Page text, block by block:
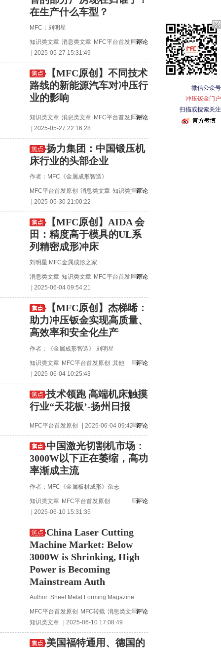
在生产什么车型？
MFC：刘明星
知识类文章 消息类文章 MFC平台首发原创
| 2025-05-27 15:31:49
评论
【MFC原创】不同技术
路线的新能源汽车对冲压行
业的影响
知识类文章 消息类文章 MFC平台首发原创
| 2025-05-27 22:16:28
评论
扬力集团：中国锻压机
床行业的头部企业
作者：MFC《金属成形智造》
MFC平台首发原创 消息类文章 知识类文章
| 2025-05-30 21:00:22
评论
【MFC原创】AIDA 会
田：精度高于模具的UL系
列精密成形冲床
刘明星 MFC金属成形之家
消息类文章 知识类文章 MFC平台首发原创
| 2025-06-04 09:54:21
评论
【MFC原创】杰梯晞：
助力冲压钣金实现高质量、
高效率和安全化生产
作者：《金属成形智造》 刘明星
知识类文章 MFC平台首发原创 其他
| 2025-06-04 10:25:43
评论
技术领跑 高端机床触摸
行业“天花板’-扬州日报
MFC平台首发原创 | 2025-06-04 09:42:40评论
中国激光切割机市场：
3000W以下正在萎缩，高功
率渐成主流
作者：MFC《金属板材成形》杂志
知识类文章 MFC平台首发原创
| 2025-06-10 15:31:35
评论
China Laser Cutting
Machine Market: Below
3000W is Shrinking, High
Power is Becoming
Mainstream Auth
Author: Sheet Metal Forming Magazine
MFC平台首发原创 MFC转载 消息类文章
知识类文章
| 2025-06-10 17:08:49
评论
美国福特通用、德国的
微信公众号
冲压钣金门户
扫描或搜索关注